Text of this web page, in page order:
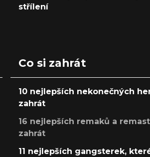
střílení
Co si zahrát
10 nejlepších nekonečných
zahrát
16 nejlepších remaků a
zahrát
11 nejlepších gangsterek,